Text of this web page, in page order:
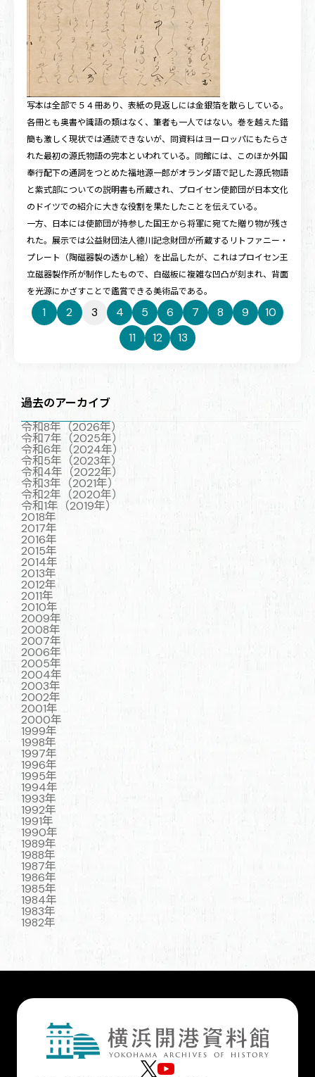
写本は全部で５４冊あり、表紙の見返しには金銀箔を散らしている。
各冊とも奥書や識語の類はなく、筆者も一人ではない。巻を越えた錯
簡も激しく現状では通読できないが、同資料はヨーロッパにもたらさ
れた最初の源氏物語の完本といわれている。同館には、このほか外国
奉行配下の通詞をつとめた福地源一郎がオランダ語で記した源氏物語
と紫式部についての説明書も所蔵され、プロイセン使節団が日本文化
のドイツでの紹介に大きな役割を果たしたことを伝えている。
一方、日本には使節団が持参した国王から将軍に宛てた贈り物が残さ
れた。展示では公益財団法人德川記念財団が所蔵するリトファニー・
プレート（陶磁器製の透かし絵）を出品したが、これはプロイセン王
立磁器製作所が制作したもので、白磁板に複雑な凹凸が刻まれ、背面
を光源にかざすことで鑑賞できる美術品である。
1 2 3 4 5 6 7 8 9
10
11
12 13
過去のアーカイブ
令和8年（2026年）
令和7年（2025年）
令和6年（2024年）
令和5年（2023年）
令和4年（2022年）
令和3年（2021年）
令和2年（2020年）
令和1年（2019年）
2018年
2017年
2016年
2015年
2014年
2013年
2012年
2011年
2010年
2009年
2008年
2007年
2006年
2005年
2004年
2003年
2002年
2001年
2000年
1999年
1998年
1997年
1996年
1995年
1994年
1993年
1992年
1991年
1990年
1989年
1988年
1987年
1986年
1985年
1984年
1983年
1982年